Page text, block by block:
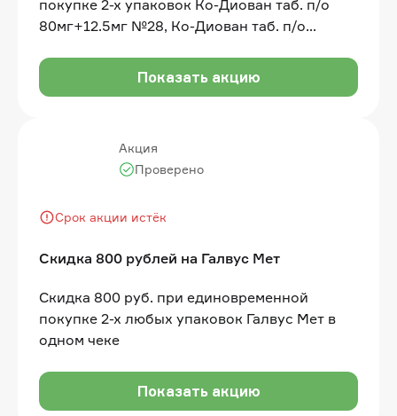
покупке 2-х упаковок Ко-Диован таб. п/о
80мг+12.5мг №28, Ко-Диован таб. п/о
Показать акцию
Акция
Скидка 800 рублей на Галвус Мет
Срок акции истёк
Проверено
Скидка 800 руб. при единовременной
покупке 2-х любых упаковок Галвус Мет в
одном чеке
Показать акцию